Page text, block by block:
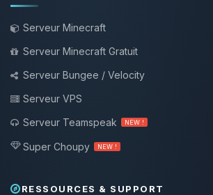
Serveur Minecraft
Serveur Minecraft Gratuit
Serveur Bungee / Velocity
Serveur VPS
Serveur Teamspeak
NEW !
Super Choupy NEW !
RESSOURCES & SUPPORT